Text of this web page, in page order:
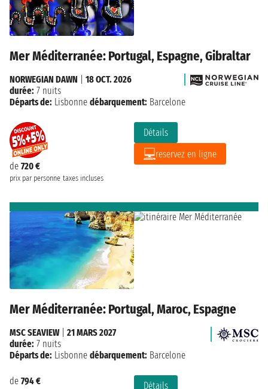
Mer Méditerranée: Portugal, Espagne, Gibraltar
de 720 €
prix par personne taxes incluses
Détails
reservez en ligne
NORWEGIAN DAWN
18 OCT. 2026
durée: 7 nuits
Départs de: Lisbonne débarquement: Barcelone
Mer Méditerranée: Portugal, Maroc, Espagne
de 794 € Détails
MSC SEAVIEW| 21 MARS 2027
durée: 7 nuits
Départs de: Lisbonne débarquement: Barcelone